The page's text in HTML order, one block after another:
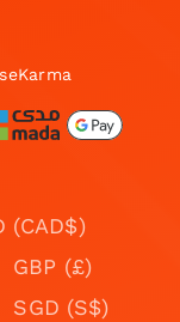
(CAD$)
GBP (£)
SGD (S$)